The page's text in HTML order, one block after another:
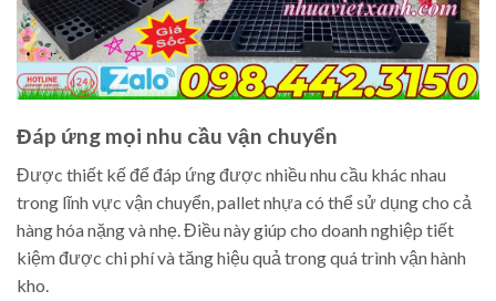
Đáp ứng mọi nhu cầu vận chuyển
Được thiết kế để đáp ứng được nhiều nhu cầu khác nhau
trong lĩnh vực vận chuyển, pallet nhựa có thể sử dụng cho cả
hàng hóa nặng và nhẹ. Điều này giúp cho doanh nghiệp tiết
kiệm được chi phí và tăng hiệu quả trong quá trình vận hành
kho.